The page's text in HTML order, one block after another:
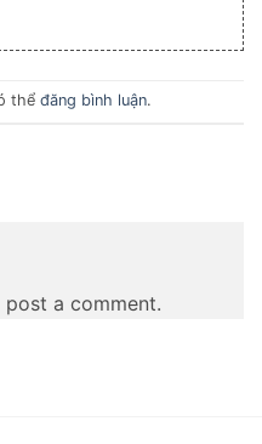
thể đăng bình luận.
a comment.